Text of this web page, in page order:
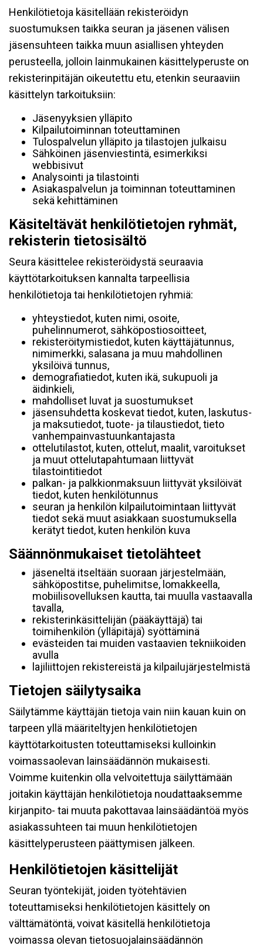
Henkilötietoja käsitellään rekisteröidyn
suostumuksen taikka seuran ja jäsenen välisen
jäsensuhteen taikka muun asiallisen yhteyden
perusteella, jolloin lainmukainen käsittelyperuste on
rekisterinpitäjän oikeutettu etu, etenkin seuraaviin
käsittelyn tarkoituksiin:
Jäsenyyksien ylläpito
Kilpailutoiminnan toteuttaminen
Tulospalvelun ylläpito ja tilastojen julkaisu
Sähköinen jäsenviestintä, esimerkiksi
webbisivut
Analysointi ja tilastointi
Asiakaspalvelun ja toiminnan toteuttaminen
sekä kehittäminen
Käsiteltävät henkilötietojen ryhmät,
rekisterin tietosisältö
Seura käsittelee rekisteröidystä seuraavia
käyttötarkoituksen kannalta tarpeellisia
henkilötietoja tai henkilötietojen ryhmiä:
yhteystiedot, kuten nimi, osoite,
puhelinnumerot, sähköpostiosoitteet,
rekisteröitymistiedot, kuten käyttäjätunnus,
nimimerkki, salasana ja muu mahdollinen
yksilöivä tunnus,
demografiatiedot, kuten ikä, sukupuoli ja
äidinkieli,
mahdolliset luvat ja suostumukset
jäsensuhdetta koskevat tiedot, kuten, laskutus-
ja maksutiedot, tuote- ja tilaustiedot, tieto
vanhempainvastuunkantajasta
ottelutilastot, kuten, ottelut, maalit, varoitukset
ja muut ottelutapahtumaan liittyvät
tilastointitiedot
palkan- ja palkkionmaksuun liittyvät yksilöivät
tiedot, kuten henkilötunnus
seuran ja henkilön kilpailutoimintaan liittyvät
tiedot sekä muut asiakkaan suostumuksella
kerätyt tiedot, kuten henkilön kuva
Säännönmukaiset tietolähteet
jäseneltä itseltään suoraan järjestelmään,
sähköpostitse, puhelimitse, lomakkeella,
mobiilisovelluksen kautta, tai muulla vastaavalla
tavalla,
rekisterinkäsittelijän (pääkäyttäjä) tai
toimihenkilön (ylläpitäjä) syöttäminä
evästeiden tai muiden vastaavien tekniikoiden
avulla
lajiliittojen rekistereistä ja kilpailujärjestelmistä
Tietojen säilytysaika
Säilytämme käyttäjän tietoja vain niin kauan kuin on
tarpeen yllä määriteltyjen henkilötietojen
käyttötarkoitusten toteuttamiseksi kulloinkin
voimassaolevan lainsäädännön mukaisesti.
Voimme kuitenkin olla velvoitettuja säilyttämään
joitakin käyttäjän henkilötietoja noudattaaksemme
kirjanpito- tai muuta pakottavaa lainsäädäntöä myös
asiakassuhteen tai muun henkilötietojen
käsittelyperusteen päättymisen jälkeen.
Henkilötietojen käsittelijät
Seuran työntekijät, joiden työtehtävien
toteuttamiseksi henkilötietojen käsittely on
välttämätöntä, voivat käsitellä henkilötietoja
voimassa olevan tietosuojalainsäädännön